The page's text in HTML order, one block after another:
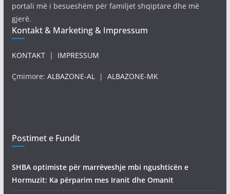
portali më i besueshëm për familjet shqiptare dhe më
gjerë.
Kontakt & Marketing & Impressum
KONTAKT| IMPRESSUM
Çmimore: ALBAZONE-AL| ALBAZONE-MK
Postimet e Fundit
SHBA optimiste për marrëveshje mbi ngushticën e
Hormuzit: Ka përparim mes Iranit dhe Omanit